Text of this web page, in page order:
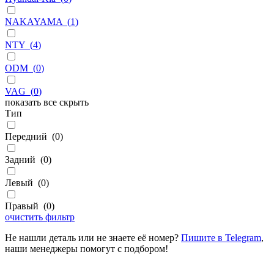
NAKAYAMA (1)
NTY (4)
ODM (0)
VAG (0)
показать все скрыть
Тип
Передний (0)
Задний (0)
Левый (0)
Правый (0)
очистить фильтр
Не нашли деталь или не знаете её номер? Пишите в Telegram,
наши менеджеры помогут с подбором!